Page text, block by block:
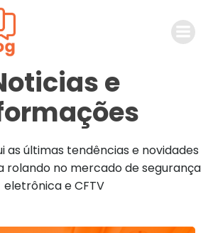
e
as últimas tendências e novidades
rolando no mercado de segurança
eletrônica e CFTV